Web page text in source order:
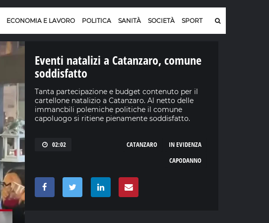
ECONOMIA E LAVORO POLITICA SANITÀ SOCIETÀ SPORT
Eventi natalizi a Catanzaro, comune
soddisfatto
Tanta partecipazione e budget contenuto per il
cartellone natalizio a Catanzaro. Al netto delle
immancbili polemiche politiche il comune
capoluogo si ritiene pienamente soddisfatto.
02:02 IN EVIDENZA
CATANZARO
CAPODANNO